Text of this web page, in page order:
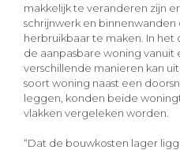
makkelijk te veranderen zijn
schrijnwerk en
herbruikbaar te maken. In
de aanpasbare woning vanuit
verschillende manieren kan
soort woning naast een
leggen, konden beide
vlakken vergeleken worden.
“Dat de bouwkosten lager